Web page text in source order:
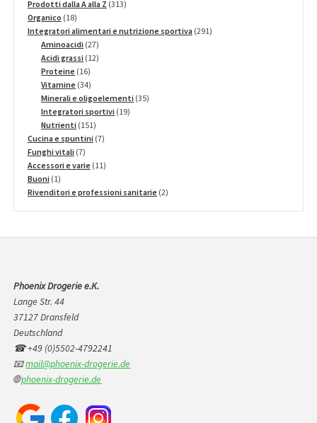
prodotto
Prodotti dalla A alla Z 313313
Organico 1818
prodotti
Integratori alimentari e nutrizione sportiva 291291
Aminoacidi 2727
prodotti
Acidi grassi 1212
Proteine 1616
prodotti
Vitamine 3434
prodotti
Minerali e oligoelementi 3535
Integratori sportivi 1919
Nutrienti 151151
prodotti
Cucina e spuntini 77
Funghi vitali 77
prodotti
Accessori e varie 1111
Buoni 11
prodotto
Rivenditori e professioni sanitarie 22
Phoenix Drogerie e.K.
Lange Str. 44
37127 Dransfeld
Deutschland
☎ +49 (0)5502-4792241
📧mail@phoenix-drogerie.de
🌐phoenix-drogerie.de